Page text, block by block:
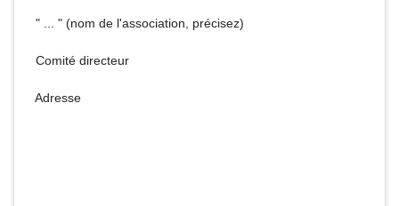
" ... " (nom de l'association, précisez)
Comité directeur
Adresse